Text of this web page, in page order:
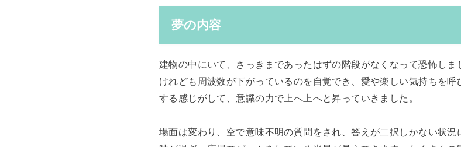
夢の内容
建物の中にいて、さっきまであったはずの階段がなくなって恐怖しま
けれども周波数が下がっているのを自覚でき、愛や楽しい気持ちを
する感じがして、意識の力で上へ上へと昇っていきました。
場面は変わり、空で意味不明の質問をされ、答えが二択しかない状況